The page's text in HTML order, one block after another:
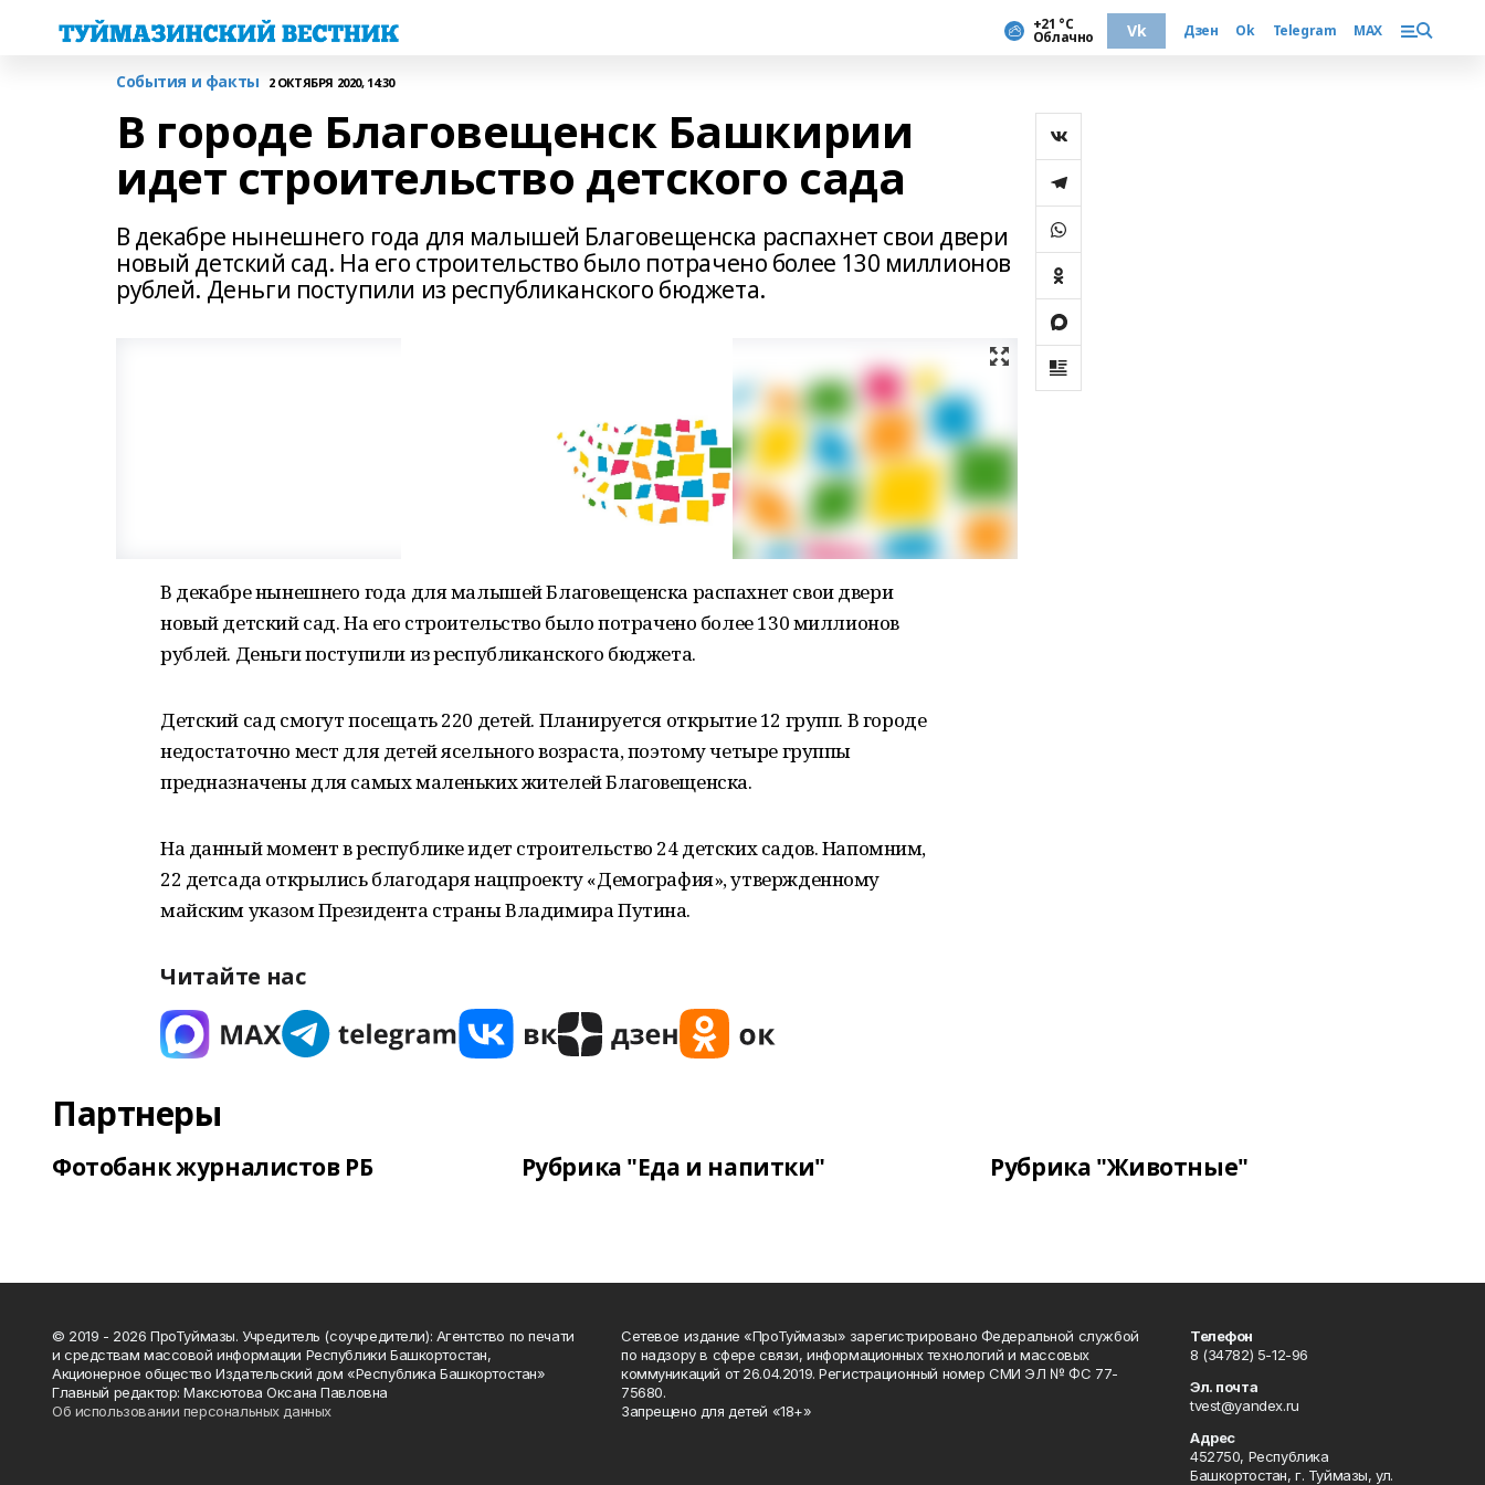
+21 °С
Облачно Vk Дзен Ok Telegram MAX
События и факты 2 ОКТЯБРЯ 2020, 14:30
В городе Благовещенск Башкирии
идет строительство детского сада
В декабре нынешнего года для малышей Благовещенска распахнет свои двери
новый детский сад. На его строительство было потрачено более 130 миллионов
рублей. Деньги поступили из республиканского бюджета.
В декабре нынешнего года для малышей Благовещенска распахнет свои двери
новый детский сад. На его строительство было потрачено более 130 миллионов
рублей. Деньги поступили из республиканского бюджета.
Детский сад смогут посещать 220 детей. Планируется открытие 12 групп. В городе
недостаточно мест для детей ясельного возраста, поэтому четыре группы
предназначены для самых маленьких жителей Благовещенска.
На данный момент в республике идет строительство 24 детских садов. Напомним,
22 детсада открылись благодаря нацпроекту «Демография», утвержденному
майским указом Президента страны Владимира Путина.
Читайте нас
Партнеры
Фотобанк журналистов РБ Рубрика "Еда и напитки" Рубрика "Животные"
© 2019 - 2026 ПроТуймазы. Учредитель (соучредители): Агентство по печати
и средствам массовой информации Республики Башкортостан,
Акционерное общество Издательский дом «Республика Башкортостан»
Главный редактор: Максютова Оксана Павловна
Об использовании персональных данных
Сетевое издание «ПроТуймазы» зарегистрировано Федеральной службой
по надзору в сфере связи, информационных технологий и массовых
коммуникаций от 26.04.2019. Регистрационный номер СМИ ЭЛ № ФС 77-
75680.
Запрещено для детей «18+»
Телефон
8 (34782) 5-12-96
Эл. почта
tvest@yandex.ru
Адрес
452750, Республика
Башкортостан, г. Туймазы, ул.